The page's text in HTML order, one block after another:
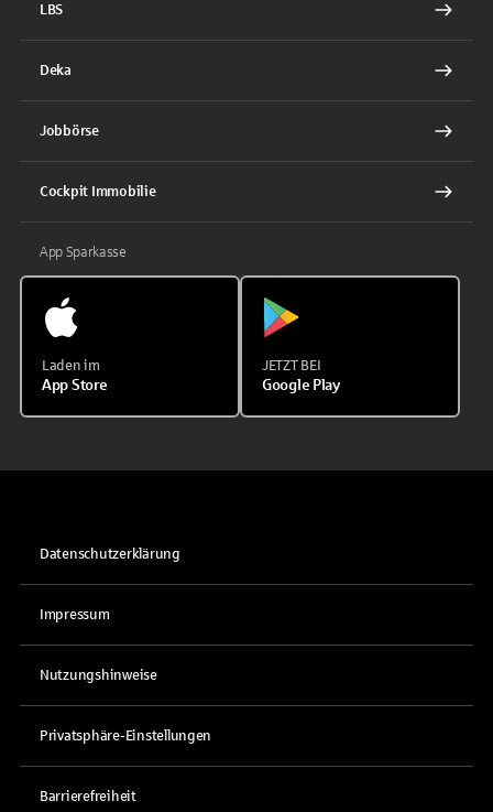
LBS
Deka
Jobbörse
Cockpit Immobilie
App Sparkasse
Laden im
App Store
JETZT BEI
Google Play
Datenschutzerklärung
Impressum
Nutzungshinweise
Privatsphäre-Einstellungen
Barrierefreiheit